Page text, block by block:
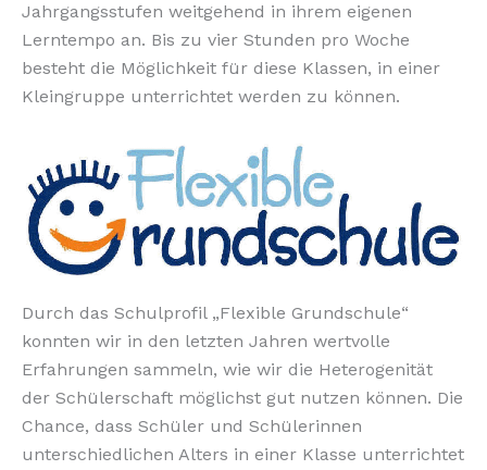
Jahrgangsstufen weitgehend in ihrem eigenen
Lerntempo an. Bis zu vier Stunden pro Woche
besteht die Möglichkeit für diese Klassen, in einer
Kleingruppe unterrichtet werden zu können.
Durch das Schulprofil „Flexible Grundschule“
konnten wir in den letzten Jahren wertvolle
Erfahrungen sammeln, wie wir die Heterogenität
der Schülerschaft möglichst gut nutzen können. Die
Chance, dass Schüler und Schülerinnen
unterschiedlichen Alters in einer Klasse unterrichtet